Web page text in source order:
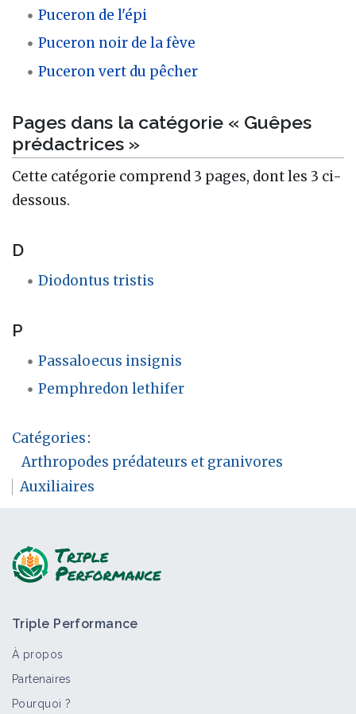
Puceron de l'épi
Puceron noir de la fève
Puceron vert du pêcher
Pages dans la catégorie « Guêpes
prédactrices »
Cette catégorie comprend 3 pages, dont les 3 ci-
dessous.
D
Diodontus tristis
P
Passaloecus insignis
Pemphredon lethifer
Catégories:
Arthropodes prédateurs et granivores
Auxiliaires
Triple Performance
À propos
Partenaires
Pourquoi ?